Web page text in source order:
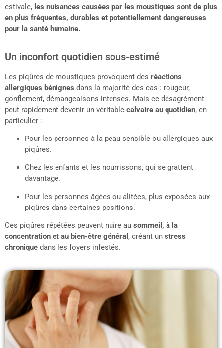
estivale, les nuisances causées par les moustiques sont de plus
en plus fréquentes, durables et potentiellement dangereuses
pour la santé humaine.
Un inconfort quotidien sous-estimé
Les piqûres de moustiques provoquent des réactions
allergiques bénignes dans la majorité des cas : rougeur,
gonflement, démangeaisons intenses. Mais ce désagrément
peut rapidement devenir un véritable calvaire au quotidien, en
particulier :
Pour les personnes à la peau sensible ou allergiques aux
piqûres.
Chez les enfants et les nourrissons, qui se grattent
davantage.
Pour les personnes âgées ou alitées, plus exposées aux
piqûres dans certaines positions.
Ces piqûres répétées peuvent nuire au sommeil, à la
concentration et au bien-être général , créant un stress
chronique dans les foyers infestés.